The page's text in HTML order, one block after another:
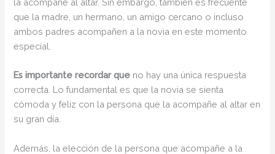
que la madre, un hermano, un amigo cercano o incluso
ambos padres acompañen a la novia en este momento
especial.
Es importante recordar que no hay una única respuesta
correcta. Lo fundamental es que la novia se sienta
cómoda y feliz con la persona que la acompañe al altar en
su gran día.
Además, la elección de la persona que acompañe a la